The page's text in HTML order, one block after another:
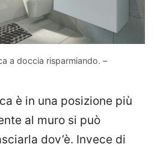
a doccia risparmiando. –
è in una posizione più
al muro si può
dov’è. Invece di